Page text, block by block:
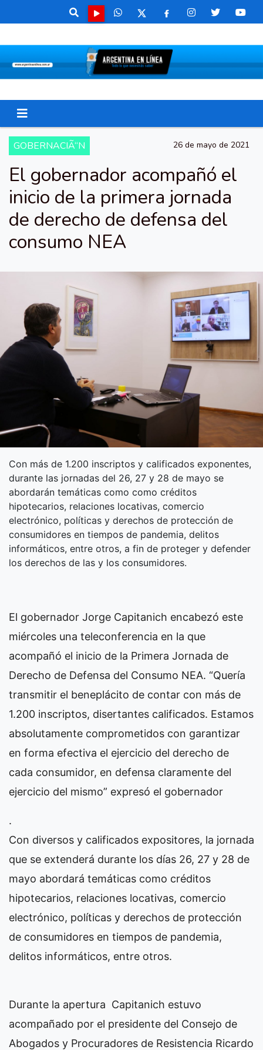
GOBERNACIÃ“N 26 de mayo de 2021
El gobernador acompañó el
inicio de la primera jornada
de derecho de defensa del
consumo NEA
Con más de 1.200 inscriptos y calificados exponentes,
durante las jornadas del 26, 27 y 28 de mayo se
abordarán temáticas como como créditos
hipotecarios, relaciones locativas, comercio
electrónico, políticas y derechos de protección de
consumidores en tiempos de pandemia, delitos
informáticos, entre otros, a fin de proteger y defender
los derechos de las y los consumidores.
El gobernador Jorge Capitanich encabezó este
miércoles una teleconferencia en la que
acompañó el inicio de la Primera Jornada de
Derecho de Defensa del Consumo NEA. “Quería
transmitir el beneplácito de contar con más de
1.200 inscriptos, disertantes calificados. Estamos
absolutamente comprometidos con garantizar
en forma efectiva el ejercicio del derecho de
cada consumidor, en defensa claramente del
ejercicio del mismo” expresó el gobernador
.
Con diversos y calificados expositores, la jornada
que se extenderá durante los días 26, 27 y 28 de
mayo abordará temáticas como créditos
hipotecarios, relaciones locativas, comercio
electrónico, políticas y derechos de protección
de consumidores en tiempos de pandemia,
delitos informáticos, entre otros.
Durante la apertura Capitanich estuvo
acompañado por el presidente del Consejo de
Abogados y Procuradores de Resistencia Ricardo